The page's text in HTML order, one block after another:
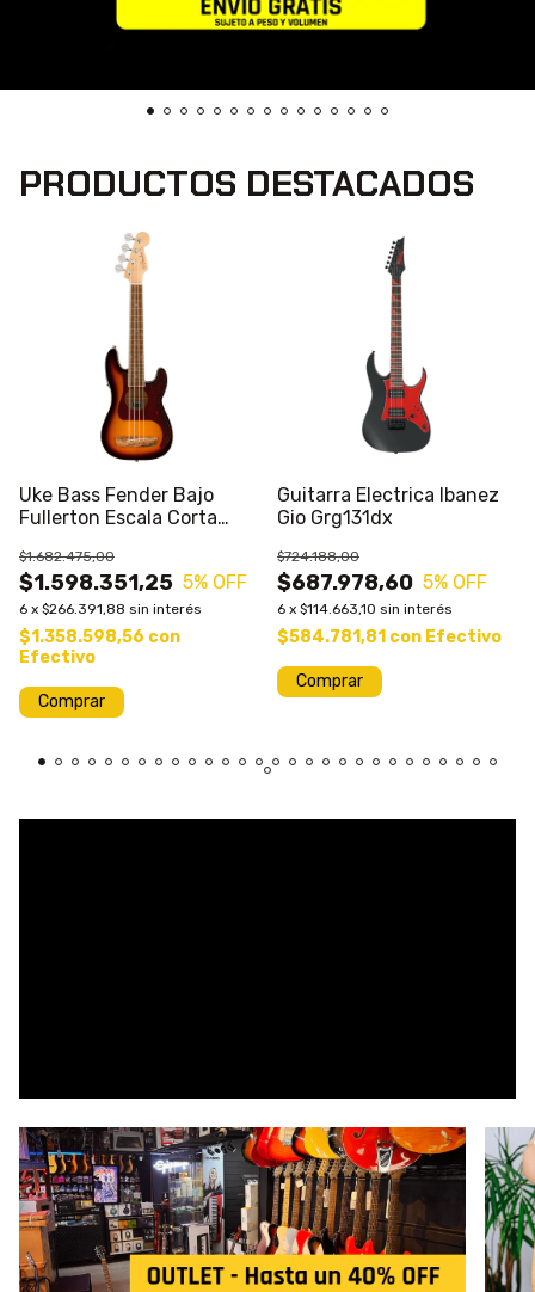
PRODUCTOS DESTACADOS
Uke Bass Fender Bajo
Fullerton Escala Corta
$1.598.351,25
$1.682.475,00
5% OFF
6 x $266.391,88 sin interés
$1.358.598,56 con
Efectivo
Comprar
Guitarra Electrica Ibanez
Gio Grg131dx
$687.978,60
$724.188,00
5% OFF
6 x $114.663,10 sin interés
$584.781,81 con Efectivo
Comprar